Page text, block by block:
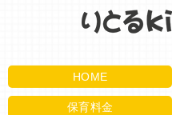
HOME
保育料金